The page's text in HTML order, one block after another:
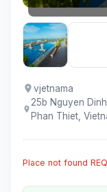
vjetnama
25b Nguyen
Phan Thiet,
Place not found